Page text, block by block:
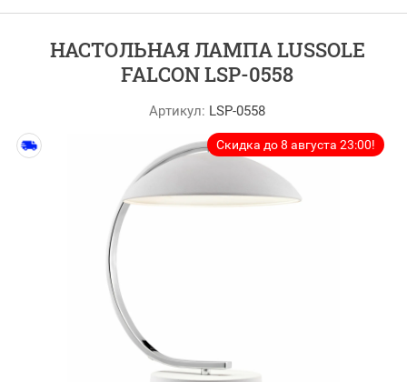
НАСТОЛЬНАЯ ЛАМПА LUSSOLE
FALCON LSP-0558
Артикул: LSP-0558
Скидка до 8 августа 23:00!